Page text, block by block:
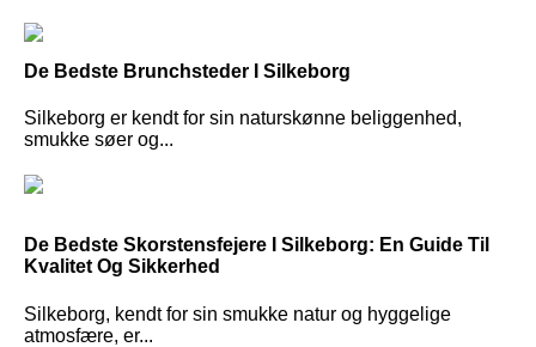
De Bedste Brunchsteder I Silkeborg
Silkeborg er kendt for sin naturskønne beliggenhed,
smukke søer og...
De Bedste Skorstensfejere I Silkeborg: En Guide Til
Kvalitet Og Sikkerhed
Silkeborg, kendt for sin smukke natur og hyggelige
atmosfære, er...